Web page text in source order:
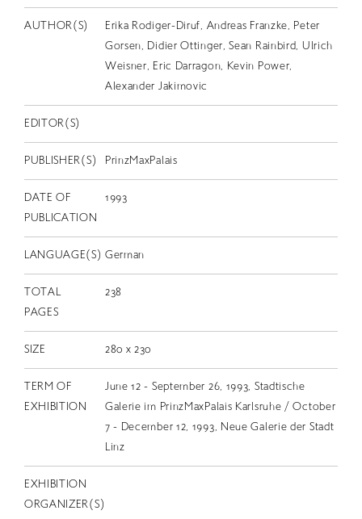
EN
AUTHOR(S)
Erika Rodiger-Diruf, Andreas Franzke, Peter
Gorsen, Didier Ottinger, Sean Rainbird, Ulrich
Weisner, Eric Darragon, Kevin Power,
Alexander Jakimovic
EDITOR(S)
PUBLISHER(S) PrinzMaxPalais
DATE OF
PUBLICATION
1993
LANGUAGE(S) German
TOTAL
PAGES
238
SIZE 280 x 230
TERM OF
EXHIBITION
June 12 - September 26, 1993, Stadtische
Galerie im PrinzMaxPalais Karlsruhe / October
7 - December 12, 1993, Neue Galerie der Stadt
Linz
EXHIBITION
ORGANIZER(S)